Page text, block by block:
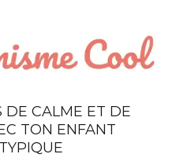
DE CALME ET DE
TON ENFANT